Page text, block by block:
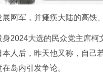
军，并瘫痪大陆的高铁、
大选的民众党主席柯
人后，昨天他又称，自己
岛内引发争论。